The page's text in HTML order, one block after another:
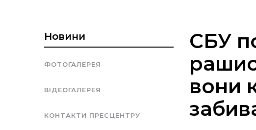
Новини
ФОТОГАЛЕРЕЯ
ВІДЕОГАЛЕРЕЯ
КОНТАКТИ ПРЕСЦЕНТРУ
СБУ
вони